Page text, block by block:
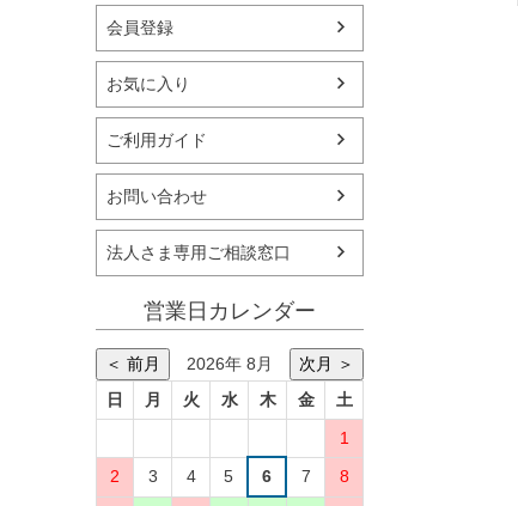
会員登録
お気に入り
ご利用ガイド
お問い合わせ
法人さま専用ご相談窓口
営業日カレンダー
＜ 前月 2026年 8月
次月 ＞
日
月 火 水 木 金
土
1
2
3 4 5 6 7 8